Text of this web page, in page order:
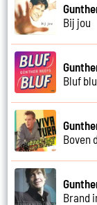
Bij jou
Bluf
Boven
Brand